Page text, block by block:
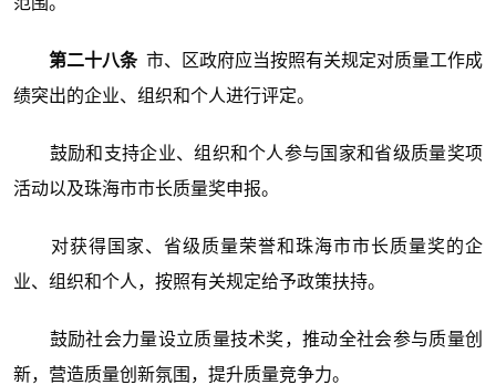
第二十八条市、区政府应当按照有关规定对质量工作成
绩突出的企业、组织和个人进行评定。
鼓励和支持企业、组织和个人参与国家和省级质量奖项
活动以及珠海市市长质量奖申报。
对获得国家、省级质量荣誉和珠海市市长质量奖的企
业、组织和个人，按照有关规定给予政策扶持。
鼓励社会力量设立质量技术奖，推动全社会参与质量创
新，营造质量创新氛围，提升质量竞争力。